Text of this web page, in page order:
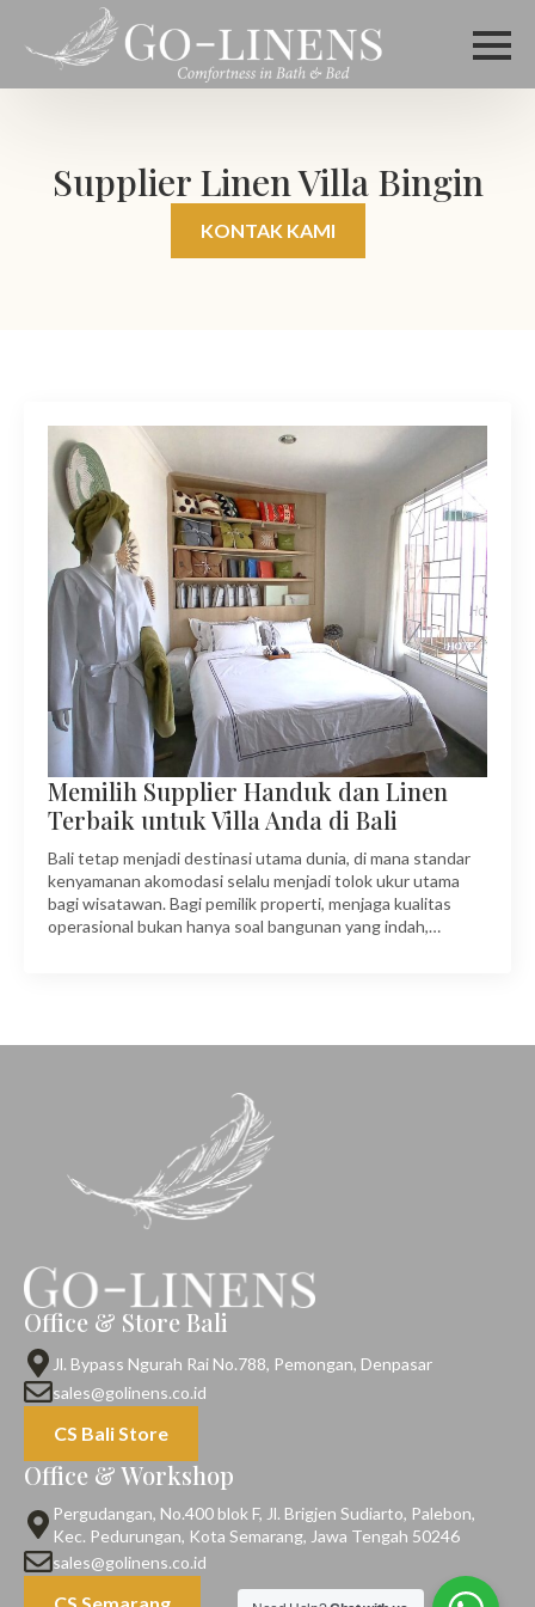
Supplier Linen Villa Bingin
KONTAK KAMI
Memilih Supplier Handuk dan Linen
Terbaik untuk Villa Anda di Bali
Bali tetap menjadi destinasi utama dunia, di mana standar
kenyamanan akomodasi selalu menjadi tolok ukur utama
bagi wisatawan. Bagi pemilik properti, menjaga kualitas
operasional bukan hanya soal bangunan yang indah,…
Office & Store Bali
Jl. Bypass Ngurah Rai No.788, Pemongan, Denpasar
sales@golinens.co.id
CS Bali Store
Office & Workshop
Pergudangan, No.400 blok F, Jl. Brigjen Sudiarto, Palebon,
Kec. Pedurungan, Kota Semarang, Jawa Tengah 50246
sales@golinens.co.id